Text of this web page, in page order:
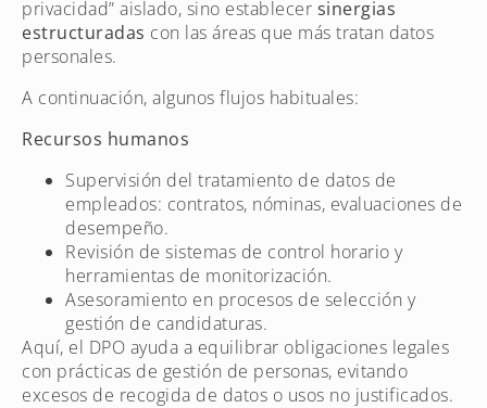
privacidad” aislado, sino establecer sinergias
estructuradas con las áreas que más tratan datos
personales.
A continuación, algunos flujos habituales:
Recursos humanos
Supervisión del tratamiento de datos de
empleados: contratos, nóminas, evaluaciones de
desempeño.
Revisión de sistemas de control horario y
herramientas de monitorización.
Asesoramiento en procesos de selección y
gestión de candidaturas.
Aquí, el DPO ayuda a equilibrar obligaciones legales
con prácticas de gestión de personas, evitando
excesos de recogida de datos o usos no justificados.